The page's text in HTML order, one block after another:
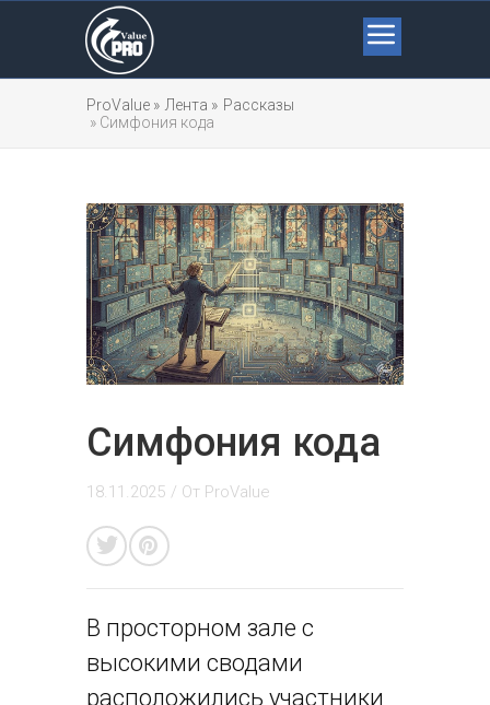
ProValue » Лента » Рассказы
» Симфония кода
Симфония кода
18.11.2025 / От ProValue
В просторном зале с
высокими сводами
расположились участники